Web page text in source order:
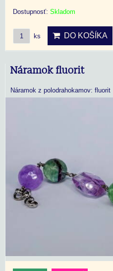
Dostupnosť: Skladom
ks DO KOŠÍKA
Náramok fluorit
Náramok z polodrahokamov: fluorit